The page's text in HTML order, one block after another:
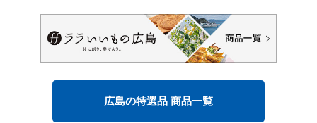
広島の特選品 商品一覧